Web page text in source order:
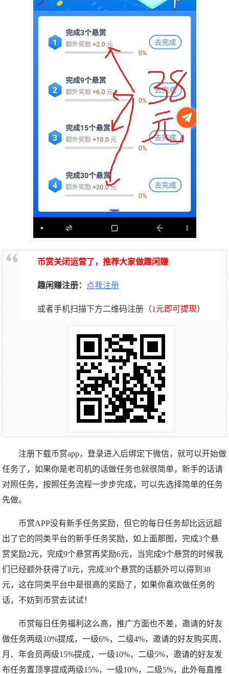
币赏关闭运营了，推荐大家做趣闲赚
趣闲赚注册： 点我注册
或者手机扫描下方二维码注册（1元即可提现）
注册下载币赏app，登录进入后绑定下微信，就可以开始做
任务了，如果你是老司机的话做任务也就很简单，新手的话请
对照任务，按照任务流程一步步完成，可以先选择简单的任务
先做。
币赏APP没有新手任务奖励，但它的每日任务却比远远超
出了它的同类平台的新手任务奖励，如上面那图，完成3个悬
赏奖励2元，完成9个悬赏再奖励6元，当完成9个悬赏的时候我
们已经额外获得了8元，完成30个悬赏的话额外可以得到38
元，这在同类平台中是很高的奖励了，如果你喜欢做任务的
话，不妨到币赏去试试！
币赏每日任务福利这么高，推广方面也不差，邀请的好友
做任务两级10%提成，一级6%，二级4%，邀请的好友购买周、
月、年会员两级15%提成，一级10%，二级5%，邀请的好友发
布任务置顶享提成两级15%，一级10%，二级5%，此外每直推